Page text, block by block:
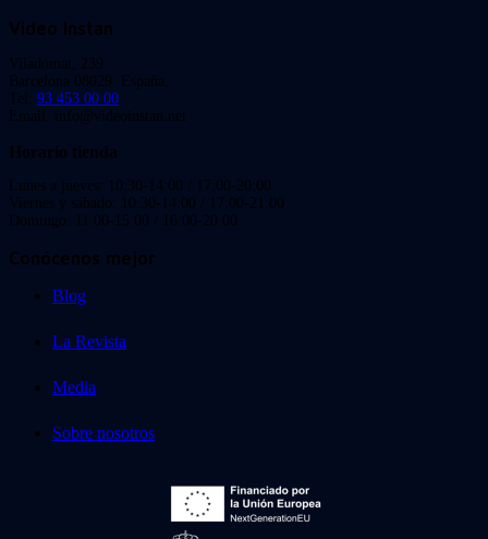
Video Instan
Viladomat, 239
Barcelona 08029. España.
Tel: 93 453 00 00
Email: info@videoinstan.net
Horario tienda
Lunes a jueves: 10:30-14:00 / 17:00-20:00
Viernes y sábado: 10:30-14:00 / 17:00-21:00
Domingo: 11:00-15:00 / 16:00-20:00
Conócenos mejor
Blog
La Revista
Media
Sobre nosotros